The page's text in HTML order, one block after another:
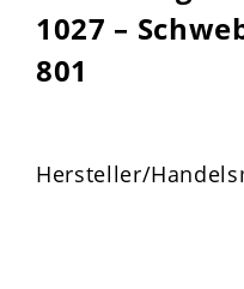
1027 –
801
Hersteller/